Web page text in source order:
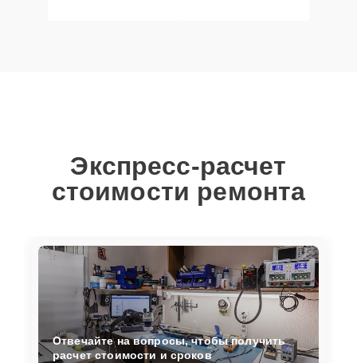
Экспресс-расчет
стоимости ремонта
Отвечайте на вопросы, чтобы получить
расчет стоимости и сроков